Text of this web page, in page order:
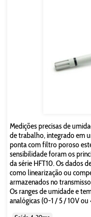
Medições precisas de
de trabalho, integrado em
ponta com filtro poroso
sensibilidade foram os
da série HFT10. Os dados
como linearização ou
armazenados no
Os ranges de umidade e
analógicas (0-1 / 5 / 10V